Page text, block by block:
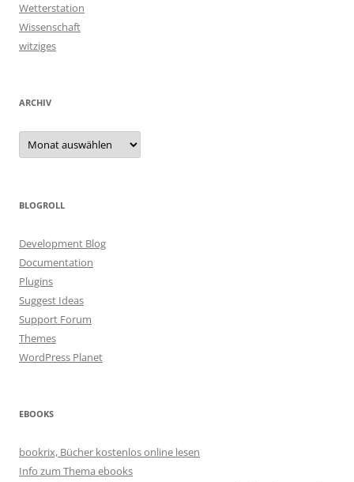
Wetterstation
Wissenschaft
witziges
ARCHIV
Archiv
BLOGROLL
Development Blog
Documentation
Plugins
Suggest Ideas
Support Forum
Themes
WordPress Planet
EBOOKS
bookrix, Bücher kostenlos online lesen
Info zum Thema ebooks